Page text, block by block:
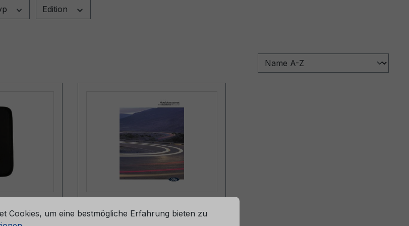
Edition
06/2024 - Estland
Cookies, um eine bestmögliche Erfahrung bieten zu